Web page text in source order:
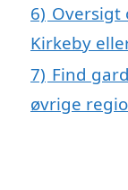
6) Oversigt
Kirkeby
7) Find
øvrige